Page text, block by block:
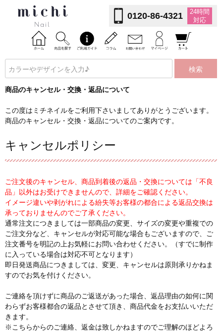
0120-86-4321
24時間
対応
検索
商品のキャンセル・交換・返品について
この度はミチネイルをご利用下さいましてありがとうございます。
商品のキャンセル・交換・返品についてのご案内です。
キャンセルポリシー
ご注文後のキャンセル、商品到着後の返品・交換については「不良
品」以外はお受けできませんので、詳細をご確認ください。
イメージ違いや剥がれによる紛失等お客様の都合による返品交換は
承っておりませんのでご了承ください。
通常注文につきましては一部商品の変更、サイズの変更や重複での
ご注文分など、キャンセルが対応可能な場合もございますので、ご
注文番号を明記の上お気軽にお問い合わせください。（すでに制作
に入っている場合は対応不可となります）
即日発送商品につきましては、変更、キャンセルは原則承りかねま
すのでお気を付けください。
ご連絡を頂けずに商品のご返送があった場合、返品理由の如何に関
わらずお客様都合の返品とさせて頂き、商品代金をお支払いいただ
きます。
※こちらからのご連絡、返金は致しかねますのでご理解のほどよろ